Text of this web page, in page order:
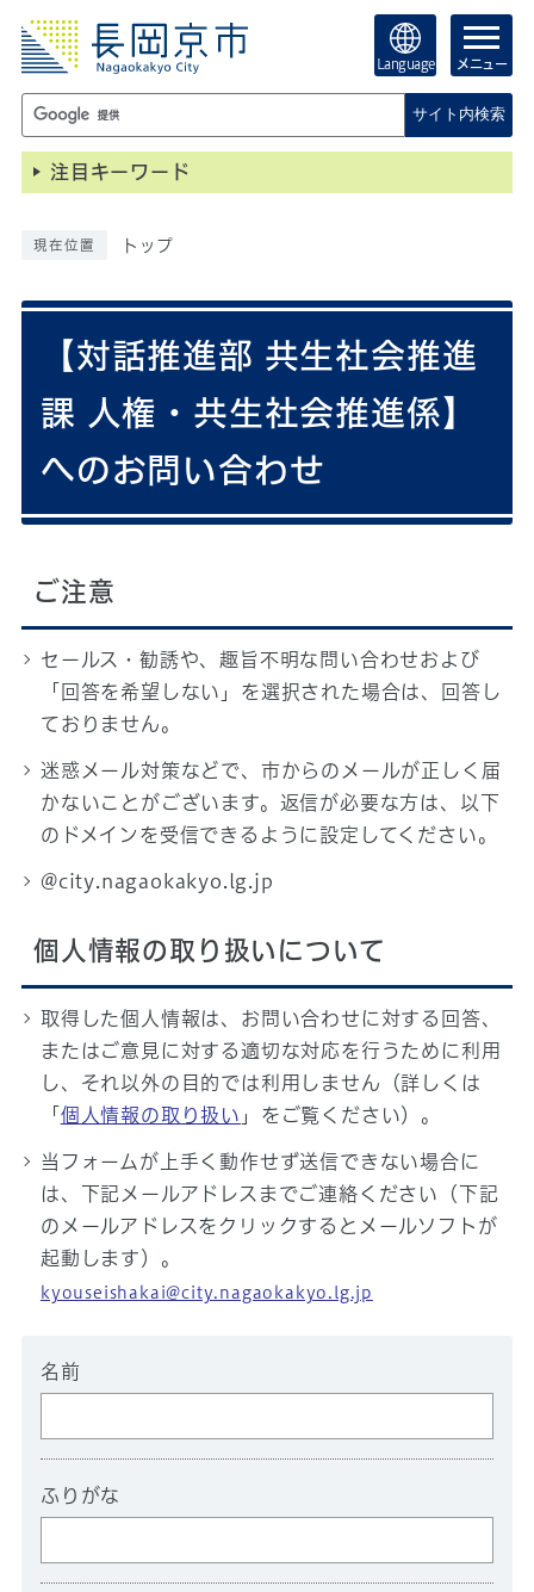
Language メニュー
サイト内検索
注目キーワード
現在位置 トップ
【対話推進部 共生社会推進
課 人権・共生社会推進係】
へのお問い合わせ
ご注意
セールス・勧誘や、趣旨不明な問い合わせおよび
「回答を希望しない」を選択された場合は、回答し
ておりません。
迷惑メール対策などで、市からのメールが正しく届
かないことがございます。返信が必要な方は、以下
のドメインを受信できるように設定してください。
@city.nagaokakyo.lg.jp
個人情報の取り扱いについて
取得した個人情報は、お問い合わせに対する回答、
またはご意見に対する適切な対応を行うために利用
し、それ以外の目的では利用しません（詳しくは
「 個人情報の取り扱い 」をご覧ください）。
当フォームが上手く動作せず送信できない場合に
は、下記メールアドレスまでご連絡ください（下記
のメールアドレスをクリックするとメールソフトが
起動します）。
kyouseishakai@city.nagaokakyo.lg.jp
名前
ふりがな